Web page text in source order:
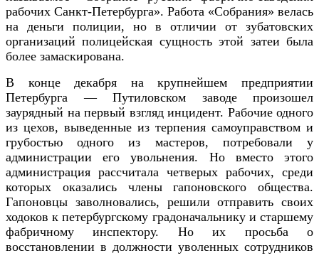
рабочих Санкт-Петербурга». Работа «Собрания» велась
на деньги полиции, но в отличии от зубатовских
организаций полицейская сущность этой затеи была
более замаскирована.
В конце декабря на крупнейшем предприятии
Петербурга — Путиловском заводе произошел
заурядный на первый взгляд инцидент. Рабочие одного
из цехов, выведенные из терпения самоуправством и
грубостью одного из мастеров, потребовали у
администрации его увольнения. Но вместо этого
администрация рассчитала четверых рабочих, среди
которых оказались члены гапоновского общества.
Гапоновцы заволновались, решили отправить своих
ходоков к петербургскому градоначальнику и старшему
фабричному инспектору. Но их просьба о
восстановлении в должности уволенных сотрудников